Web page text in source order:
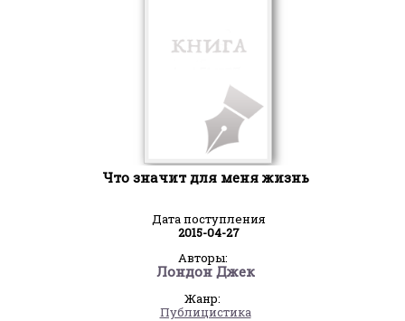
Что значит для меня жизнь
Дата поступления
2015-04-27
Авторы:
Лондон Джек
Жанр:
Публицистика